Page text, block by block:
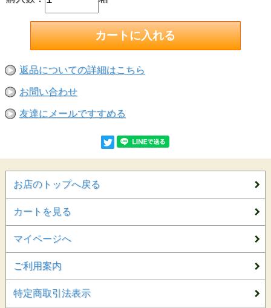
返品についての詳細はこちら
お問い合わせ
友達にメールですすめる
お店のトップへ戻る
カートを見る
マイページへ
ご利用案内
特定商取引法表示